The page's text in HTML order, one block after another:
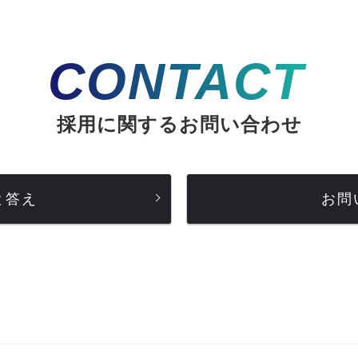
CONTACT
採用に関するお問い合わせ
え お問